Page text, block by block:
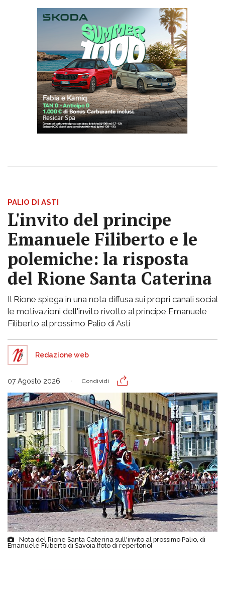
PALIO DI ASTI
L'invito del principe
Emanuele Filiberto e le
polemiche: la risposta
del Rione Santa Caterina
Il Rione spiega in una nota diffusa sui propri canali social
le motivazioni dell'invito rivolto al principe Emanuele
Filiberto al prossimo Palio di Asti
Redazione web
07 Agosto 2026 Condividi
Nota del Rione Santa Caterina sull'invito al prossimo Palio, di
Emanuele Filiberto di Savoia [foto di repertorio]